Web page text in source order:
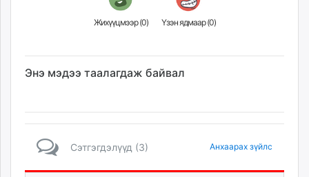
Жихүүцмээр (0) Үзэн ядмаар (0)
Энэ мэдээ таалагдаж байвал
Сэтгэгдэлүүд (3) Анхаарах зүйлс